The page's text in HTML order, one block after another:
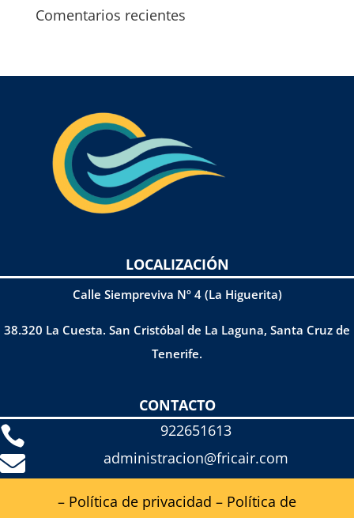
Comentarios recientes
LOCALIZACIÓN
Calle Siempreviva Nº 4 (La Higuerita)
38.320 La Cuesta. San Cristóbal de La Laguna, Santa Cruz de
Tenerife.
CONTACTO
 922651613
 administracion@fricair.com
– Política de privacidad – Política de